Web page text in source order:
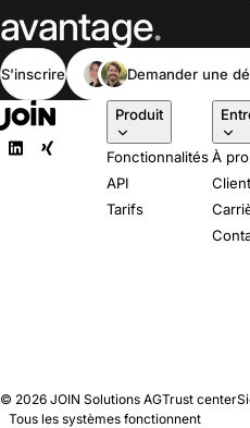
avantage.
S'inscrire Demander une
Produit
Fonctionnalités
API
Tarifs
À
© 2026 JOIN Solutions AGTrust center
Tous les systèmes fonctionnent